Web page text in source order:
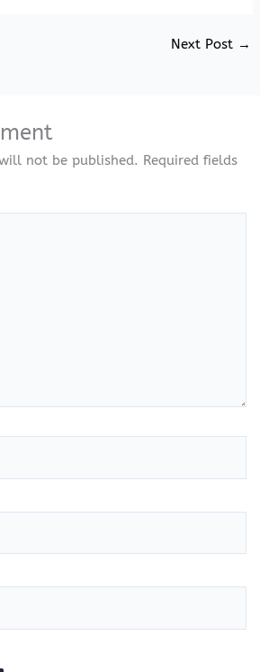
Next Post →
not be published. Required fields